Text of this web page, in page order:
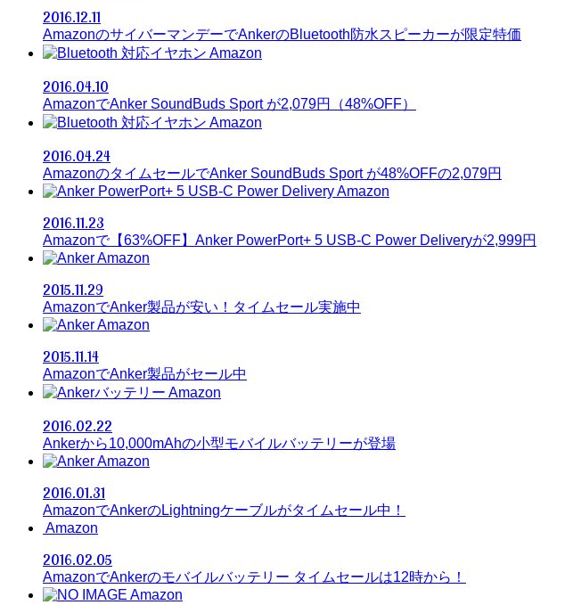
2016.12.11
AmazonのサイバーマンデーでAnkerのBluetooth防水スピーカーが限定特価
Amazon
2016.04.10
AmazonでAnker SoundBuds Sport が2,079円（48%OFF）
Amazon
2016.04.24
AmazonのタイムセールでAnker SoundBuds Sport が48%OFFの2,079円
Amazon
2016.11.23
Amazonで【63%OFF】Anker PowerPort+ 5 USB-C Power Deliveryが2,999円
Amazon
2015.11.29
AmazonでAnker製品が安い！タイムセール実施中
Amazon
2015.11.14
AmazonでAnker製品がセール中
Amazon
2016.02.22
Ankerから10,000mAhの小型モバイルバッテリーが登場
Amazon
2016.01.31
AmazonでAnkerのLightningケーブルがタイムセール中！
Amazon
2016.02.05
AmazonでAnkerのモバイルバッテリー タイムセールは12時から！
Amazon